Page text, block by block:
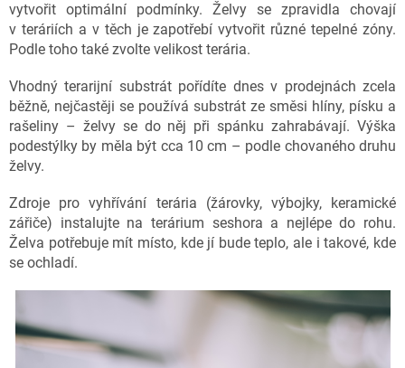
vytvořit optimální podmínky. Želvy se zpravidla chovají
v teráriích a v těch je zapotřebí vytvořit různé tepelné zóny.
Podle toho také zvolte velikost terária.
Vhodný terarijní substrát pořídíte dnes v prodejnách zcela
běžně, nejčastěji se používá substrát ze směsi hlíny, písku a
rašeliny – želvy se do něj při spánku zahrabávají. Výška
podestýlky by měla být cca 10 cm – podle chovaného druhu
želvy.
Zdroje pro vyhřívání terária (žárovky, výbojky, keramické
zářiče) instalujte na terárium seshora a nejlépe do rohu.
Želva potřebuje mít místo, kde jí bude teplo, ale i takové, kde
se ochladí.